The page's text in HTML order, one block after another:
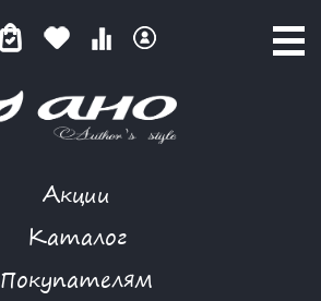
Акции
Каталог
Покупателям
GARDARIKA